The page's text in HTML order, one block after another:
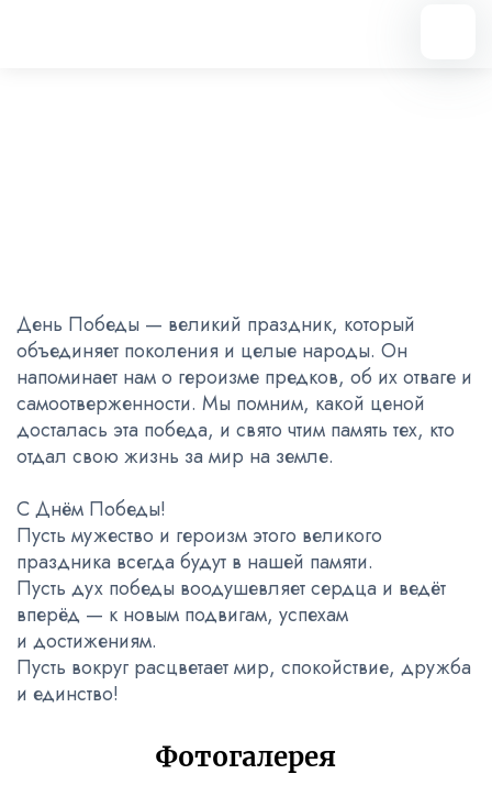
День Победы — великий праздник, который
объединяет поколения и целые народы. Он
напоминает нам о героизме предков, об их отваге и
самоотверженности. Мы помним, какой ценой
досталась эта победа, и свято чтим память тех, кто
отдал свою жизнь за мир на земле.
С Днём Победы!
Пусть мужество и героизм этого великого
праздника всегда будут в нашей памяти.
Пусть дух победы воодушевляет сердца и ведёт
вперёд — к новым подвигам, успехам
и достижениям.
Пусть вокруг расцветает мир, спокойствие, дружба
и единство!
Фотогалерея